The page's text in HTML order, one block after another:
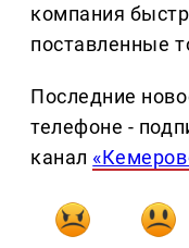
компания
поставленные
Последние
телефоне -
канал